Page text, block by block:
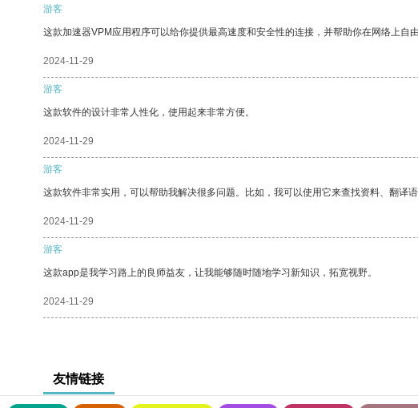
游客
这款加速器VPM应用程序可以给你提供最高速度和安全性的连接，并帮助你在网络上自由
2024-11-29
游客
这款软件的设计非常人性化，使用起来非常方便。
2024-11-29
游客
这款软件非常实用，可以帮助我解决很多问题。比如，我可以使用它来查找资料、翻译语
2024-11-29
游客
这款app是我学习路上的良师益友，让我能够随时随地学习新知识，拓宽视野。
2024-11-29
友情链接